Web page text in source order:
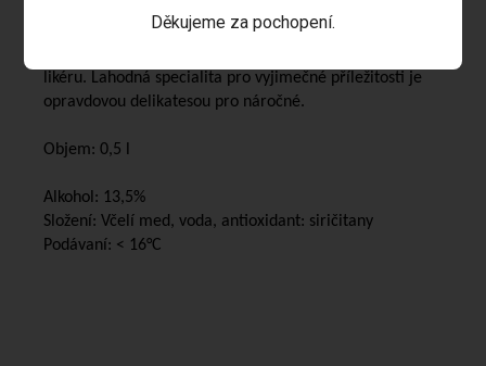
jak 3 roky (40 měsíců), díky čemu přináší explozi chuti s
likéru. Lahodná specialita pro vyjimečné příležitosti je
opravdovou delikatesou pro náročné.
Objem: 0,5 l
Alkohol: 13,5%
Složení: Včelí med, voda, antioxidant: siričitany
Podávaní: < 16°C
Děkujeme za pochopení.